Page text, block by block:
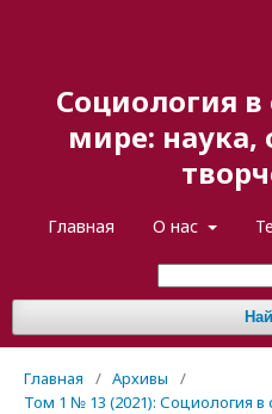
Социология
мире: наука,
Главная О нас
Главная / Архивы
/
Том 1 № 13 (2021): Социология